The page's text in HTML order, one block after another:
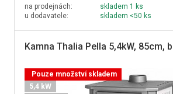
na prodejnách:
skladem 1 ks
u dodavatele:
skladem <50 ks
Kamna Thalia Pella 5,4kW, 85cm,
Pouze množství skladem
5,4 kW